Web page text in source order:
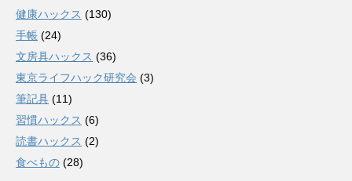
健康ハックス (130)
手帳 (24)
文房具ハックス (36)
東京ライフハック研究会 (3)
筆記具 (11)
習慣ハックス (6)
読書ハックス (2)
食べもの (28)